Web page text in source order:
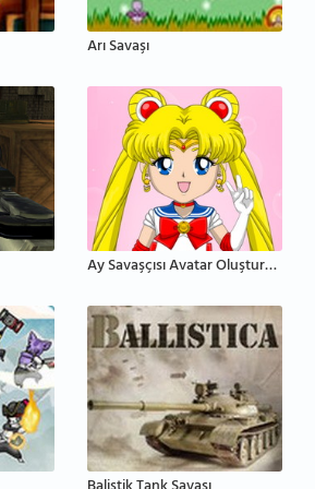
Arı Savaşı
Ay Savaşçısı Avatar Oluşturucu